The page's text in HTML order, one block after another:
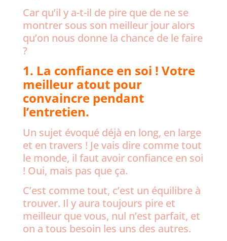
Car qu’il y a-t-il de pire que de ne se
montrer sous son meilleur jour alors
qu’on nous donne la chance de le faire
?
1. La confiance en soi ! Votre
meilleur atout pour
convaincre pendant
l’entretien.
Un sujet évoqué déjà en long, en large
et en travers ! Je vais dire comme tout
le monde, il faut avoir confiance en soi
! Oui, mais pas que ça.
C’est comme tout, c’est un équilibre à
trouver. Il y aura toujours pire et
meilleur que vous, nul n’est parfait, et
on a tous besoin les uns des autres.